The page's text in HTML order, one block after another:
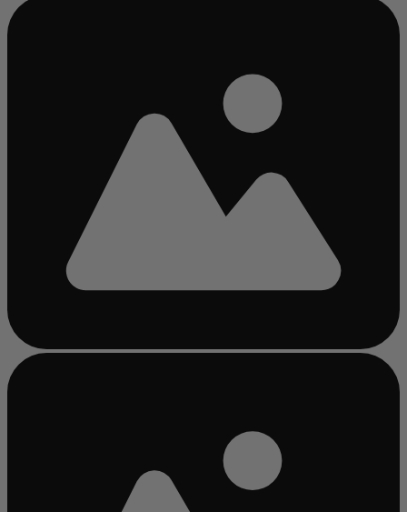
Chargement...